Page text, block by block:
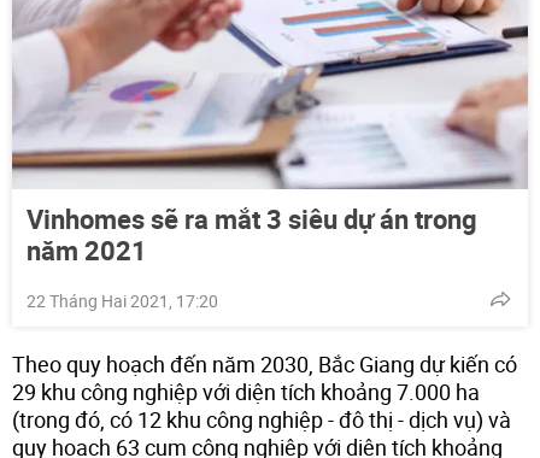
Vinhomes sẽ ra mắt 3 siêu dự án trong
năm 2021
22 Tháng Hai 2021, 17:20
Theo quy hoạch đến năm 2030, Bắc Giang dự kiến có
29 khu công nghiệp với diện tích khoảng 7.000 ha
(trong đó, có 12 khu công nghiệp - đô thị - dịch vụ) và
quy hoạch 63 cụm công nghiệp với diện tích khoảng